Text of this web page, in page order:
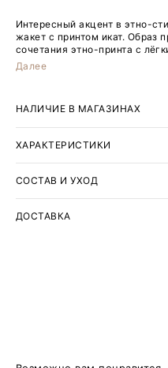
Интересный акцент в этно-
жакет с принтом икат. Образ
сочетания этно-принта с
естественной фактуры
классического "офисного"
лацканами смотрится в меру
праздников. Будет особенно
трендовых варок с винтажным
Далее
НАЛИЧИЕ В МАГАЗИНАХ
ХАРАКТЕРИСТИКИ
СОСТАВ И УХОД
ДОСТАВКА